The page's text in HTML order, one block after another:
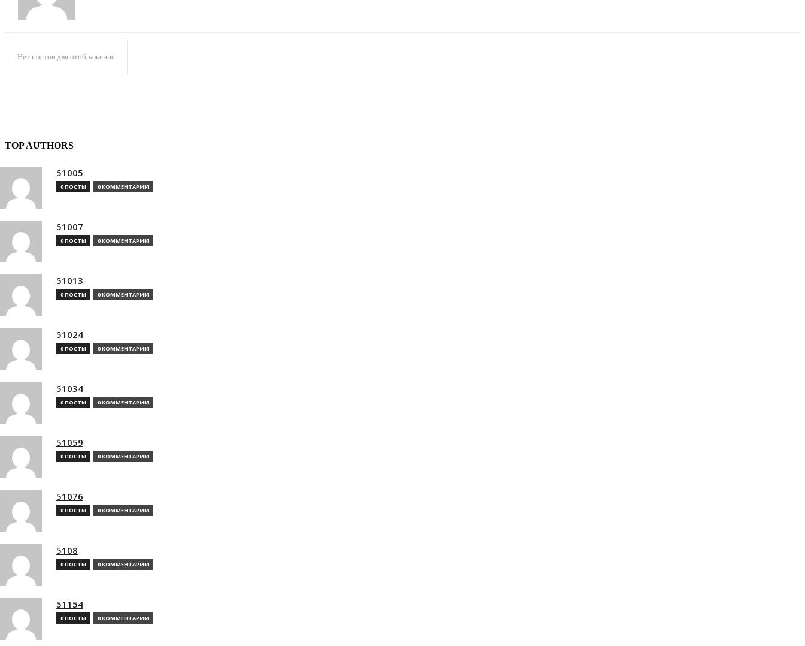
Нет постов для отображения
TOP AUTHORS
51005
0 ПОСТЫ 0 КОММЕНТАРИИ
51007
0 ПОСТЫ 0 КОММЕНТАРИИ
51013
0 ПОСТЫ 0 КОММЕНТАРИИ
51024
0 ПОСТЫ 0 КОММЕНТАРИИ
51034
0 ПОСТЫ 0 КОММЕНТАРИИ
51059
0 ПОСТЫ 0 КОММЕНТАРИИ
51076
0 ПОСТЫ 0 КОММЕНТАРИИ
5108
0 ПОСТЫ 0 КОММЕНТАРИИ
51154
0 ПОСТЫ 0 КОММЕНТАРИИ